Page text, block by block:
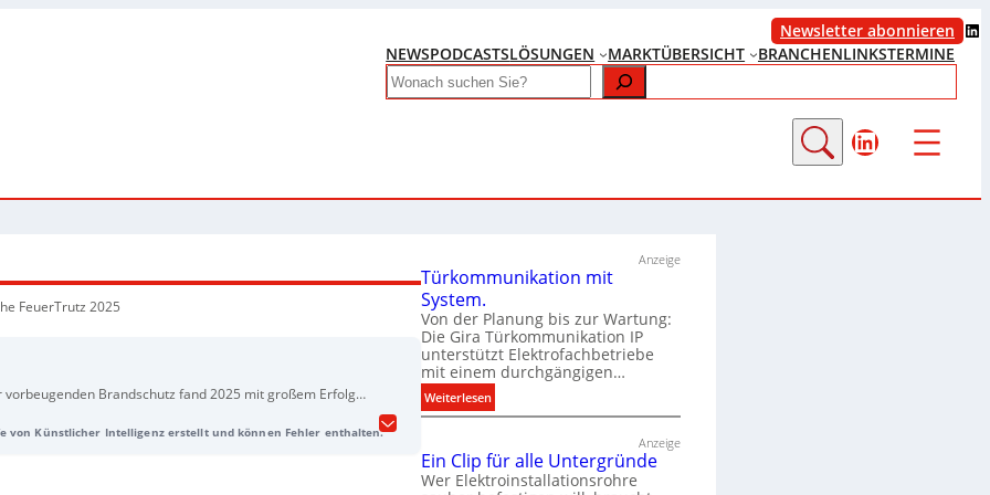
Newsletter abonnieren LinkedIn
NEWSPODCASTSLÖSUNGEN MARKTÜBERSICHT BRANCHENLINKSTERMINE
Search
LinkedIn
FeuerTrutz 2025
vorbeugenden Brandschutz fand 2025 mit großem Erfolg
Rund 6.600 Fachbesucher aus 46 Ländern
von Künstlicher Intelligenz erstellt und können Fehler enthalten.
Anzeige
Türkommunikation mit
System.
Von der Planung bis zur Wartung:
Die Gira Türkommunikation IP
unterstützt Elektrofachbetriebe
mit einem durchgängigen…
Weiterlesen:
T
r
k
Anzeige
Ein Clip für alle Untergründe
Wer Elektroinstallationsrohre